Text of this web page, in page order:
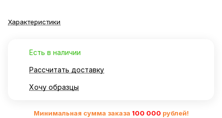
Характеристики
Есть в наличии
Рассчитать доставку
Хочу образцы
Минимальная сумма заказа 100 000 рублей!